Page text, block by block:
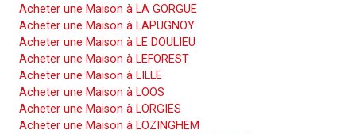
Acheter une Maison à LA GORGUE
Acheter une Maison à LAPUGNOY
Acheter une Maison à LE DOULIEU
Acheter une Maison à LEFOREST
Acheter une Maison à LILLE
Acheter une Maison à LOOS
Acheter une Maison à LORGIES
Acheter une Maison à LOZINGHEM